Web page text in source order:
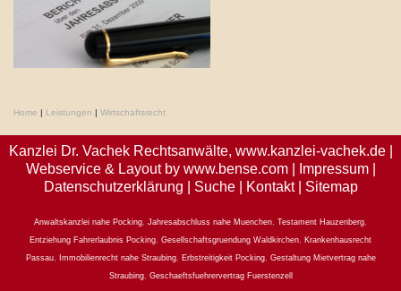
Home | Leistungen | Wirtschaftsrecht
Kanzlei Dr. Vachek Rechtsanwälte, www.kanzlei-vachek.de|
Webservice & Layout by www.bense.com| Impressum|
Datenschutzerklärung
Suche| Kontakt| Sitemap
Anwaltskanzlei nahe Pocking Jahresabschluss nahe Muenchen Testament Hauzenberg
Entziehung Fahrerlaubnis Pocking Gesellschaftsgruendung Waldkirchen
Krankenhausrecht
Passau, Immobilienrecht nahe Straubing, Erbstreitigkeit Pocking, Gestaltung Mietvertrag nahe
Straubing, Geschaeftsfuehrervertrag Fuerstenzell